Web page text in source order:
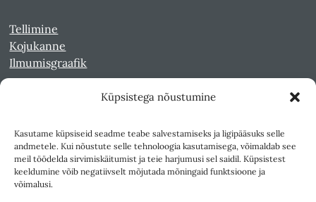
Küpsistega nõustumine
Kasutame küpsiseid seadme teabe salvestamiseks ja ligipääsuks selle
andmetele. Kui nõustute selle tehnoloogia kasutamisega, võimaldab see
meil töödelda sirvimiskäitumist ja teie harjumusi sel saidil. Küpsistest
keeldumine võib negatiivselt mõjutada mõningaid funktsioone ja
võimalusi.
Tellimine
Kojukanne
Ilmumisgraafik
Kultuurileht 1994-1997
Reede 1989-1990
Sirp ja Vasar 1940-1989